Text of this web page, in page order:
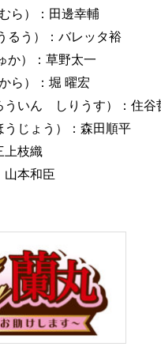
ら）：田邊幸輔
るう）：バレッタ裕
か）：草野太一
ら）：堀 曜宏
ういん しりうす）：住谷
じょう）：森田順平
上枝織
山本和臣